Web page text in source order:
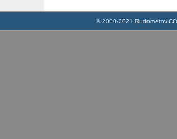
© 2000-2021